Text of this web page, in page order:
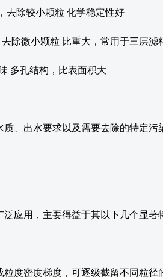
去除较小颗粒 化学稳定性好
除微小颗粒 比重大，常用于三层滤
多孔结构，比表面积大
、出水要求以及需要去除的特定
应用，主要得益于其以下几个显著
度密度梯度，可逐级截留不同粒